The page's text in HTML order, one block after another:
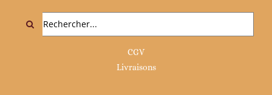
Rechercher:
CGV
Livraisons